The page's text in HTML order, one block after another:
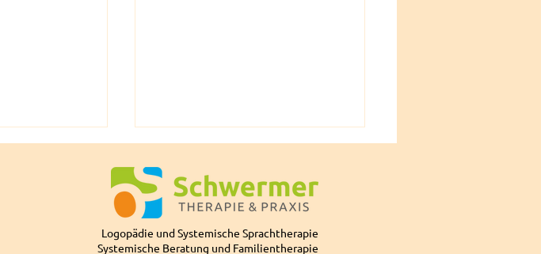
Logopädie und Systemische Sprachtherapie
Systemische Beratung und Familientherapie